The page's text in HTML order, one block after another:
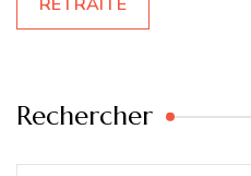
Rechercher